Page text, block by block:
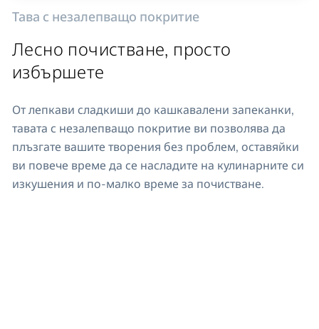
Тава с незалепващо покритие
Лесно почистване, просто
избършете
От лепкави сладкиши до кашкавалени запеканки,
тавата с незалепващо покритие ви позволява да
плъзгате вашите творения без проблем, оставяйки
ви повече време да се насладите на кулинарните си
изкушения и по-малко време за почистване.